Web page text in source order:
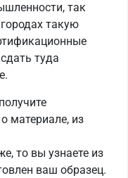
так
такую
туда
материале, из
то вы узнаете из
ваш образец.